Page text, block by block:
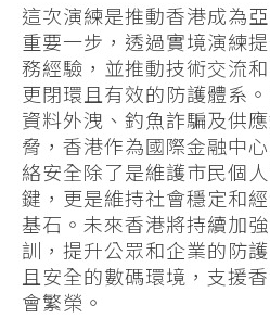
這次演練是推動香港成為
重要一步，透過實境演練
務經驗，並推動技術交流
更閉環且有效的防護體系
資料外洩、釣魚詐騙及供
脅，香港作為國際金融中
絡安全除了是維護市民個
鍵，更是維持社會穩定和
基石。未來香港將持續加
訓，提升公眾和企業的防
且安全的數碼環境，支援
會繁榮。